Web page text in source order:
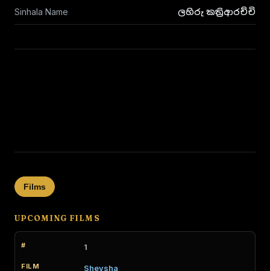
Sinhala Name ලහිරු කත්‍රිආරච්චි
Films
UPCOMING FILMS
1
Sheysha